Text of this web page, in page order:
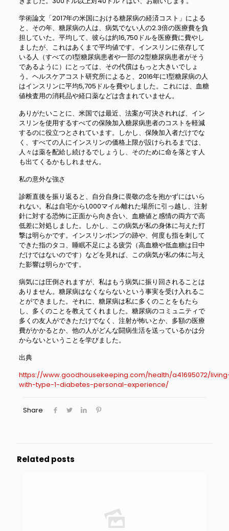
学術論文「2017年の米国における糖尿病の経済コスト」による
と、その年、糖尿病の人は、病気でない人の2.3倍の医療費を負
担していた。平均して、彼らは約16,750ドルを医療費に費やし
ましたが、これはあくまで平均値です。インスリンに依存して
いる人（すべての1型糖尿病患者や一部の2型糖尿病患者がそう
であるように）にとっては、その代償はもっと大きいでしょ
う。ヘルスケアコスト研究所によると、2016年に1型糖尿病の人
はインスリンに平均5,705ドルを費やしました。これには、血糖
値検査用の消耗品や経口薬などは含まれていません。
ありがたいことに、米国では最近、法案が可決されれば、イン
スリンを使用するすべての保険加入糖尿病患者のコストを軽減
するのに役立つとされています。しかし、保険加入者だけでな
く、すべての人にインスリンの価格上限が設けられるまでは、
人々は薬を配給し続けるでしょうし、そのために命を落とす人
も出てくるかもしれません。
私の意外な強さ
診断直後を振り返ると、自分自身に畏敬の念を抱かずにはいら
れない。私は自宅から1,000マイル離れた場所に引っ越し、注射
針に対する恐怖に正面から向き合い、血糖値と感情の両方で高
低差に対処しました。しかし、この病気が私の身体に与えた打
撃は明らかです。インスリンポンプの跡や、何度も指を刺して
できた指のタコ、睡眠不足による疲労（高血糖や低血糖は日中
だけではないのです）などを見れば、この病気が私の体に与え
た影響は明らかです。
病気には圧倒されますが、私はもう病気に振り回されることは
ありません。糖尿病はなくならないという事実を受け入れるこ
とができました。それに、糖尿病は私に多くのことをもたら
し、多くのことを教えてくれました。糖尿病のコミュニティで
多くの友人ができただけでなく、注射が怖いとか、多額の医療
費がかかるとか、他の人がどんな闘病生活を送っているかは分
からないということを学びました。
出典
https://www.goodhousekeeping.com/health/a41695072/
with-type-1-diabetes-personal-experience/
Share
Related posts